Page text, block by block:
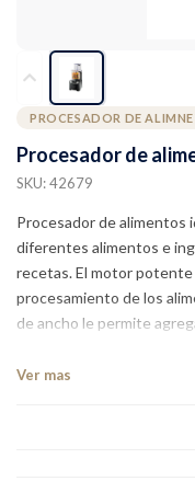
PROCESADOR DE
Procesador de
SKU: 42679
Procesador de alimentos
diferentes alimentos e
recetas. El motor
procesamiento de los
de ancho le permite
función pulso para
Ver mas